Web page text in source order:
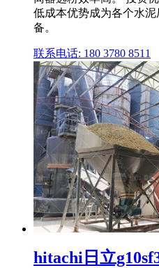
低成本优势成为各个水
备。
联系电话: 180 3780 8511
hitachi日立